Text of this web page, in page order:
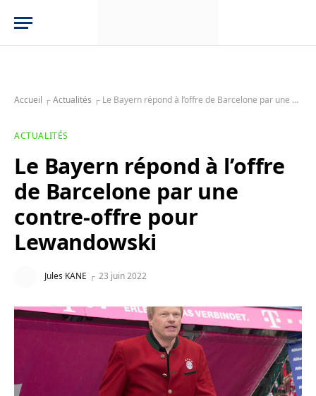
Accueil ┌Actualités ┌ Le Bayern répond à l’offre de Barcelone par une contre-offre pour Lewandowski
ACTUALITÉS
Le Bayern répond à l’offre
de Barcelone par une
contre-offre pour
Lewandowski
Jules KANE 23 juin 2022